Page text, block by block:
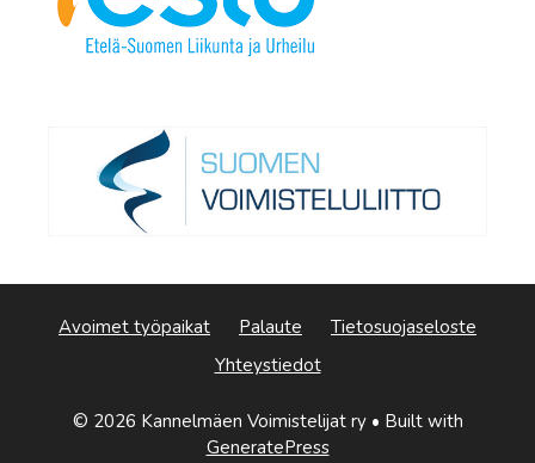
Avoimet työpaikat Palaute
Tietosuojaseloste
Yhteystiedot
© 2026 Kannelmäen Voimistelijat ry• Built with
GeneratePress